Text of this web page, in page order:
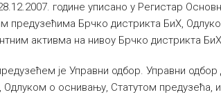
године уписано у Регистар
предузећима Брчко дистрикта БиХ,
активма на нивоу Брчко дистрикта
је Управни одбор. Управни
Одлуком о оснивању, Статутом предузећа,